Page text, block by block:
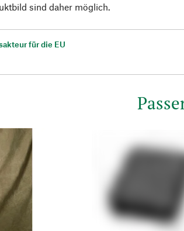
sind daher möglich.
für die EU